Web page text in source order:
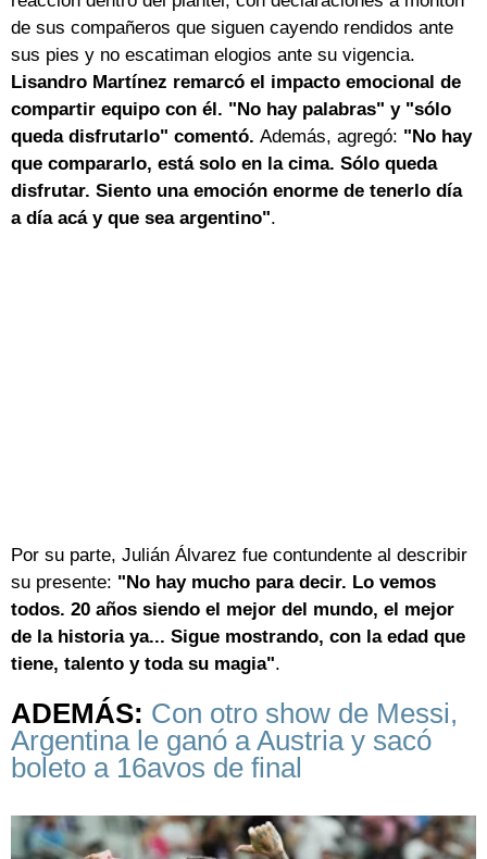
de sus compañeros que siguen cayendo rendidos ante
sus pies y no escatiman elogios ante su vigencia.
Lisandro Martínez remarcó el impacto emocional de
compartir equipo con él. "No hay palabras" y "sólo
queda disfrutarlo" comentó. Además, agregó: "No hay
que compararlo, está solo en la cima. Sólo queda
disfrutar. Siento una emoción enorme de tenerlo día
a día acá y que sea argentino".
Por su parte, Julián Álvarez fue contundente al describir
su presente: "No hay mucho para decir. Lo vemos
todos. 20 años siendo el mejor del mundo, el mejor
de la historia ya... Sigue mostrando, con la edad que
tiene, talento y toda su magia".
ADEMÁS: Con otro show de Messi,
Argentina le ganó a Austria y sacó
boleto a 16avos de final